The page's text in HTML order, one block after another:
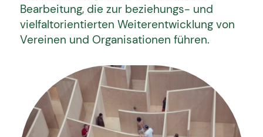
Bearbeitung, die zur beziehungs- und
vielfaltorientierten Weiterentwicklung von
Vereinen und Organisationen führen.